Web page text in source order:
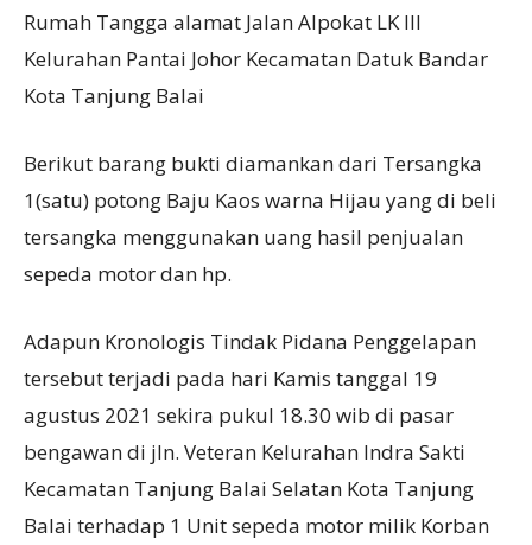
Rumah Tangga alamat Jalan Alpokat LK III
Kelurahan Pantai Johor Kecamatan Datuk Bandar
Kota Tanjung Balai
Berikut barang bukti diamankan dari Tersangka
1(satu) potong Baju Kaos warna Hijau yang di beli
tersangka menggunakan uang hasil penjualan
sepeda motor dan hp.
Adapun Kronologis Tindak Pidana Penggelapan
tersebut terjadi pada hari Kamis tanggal 19
agustus 2021 sekira pukul 18.30 wib di pasar
bengawan di jln. Veteran Kelurahan Indra Sakti
Kecamatan Tanjung Balai Selatan Kota Tanjung
Balai terhadap 1 Unit sepeda motor milik Korban